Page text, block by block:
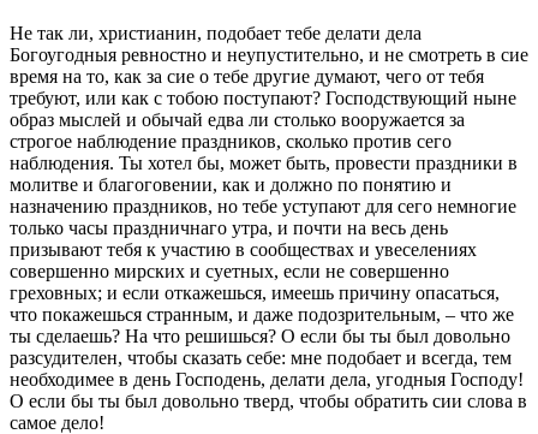
Не так ли, христианин, подобает тебе делати дела
Богоугодныя ревностно и неупустительно, и не смотреть в сие
время на то, как за сие о тебе другие думают, чего от тебя
требуют, или как с тобою поступают? Господствующий ныне
образ мыслей и обычай едва ли столько вооружается за
строгое наблюдение праздников, сколько против сего
наблюдения. Ты хотел бы, может быть, провести праздники в
молитве и благоговении, как и должно по понятию и
назначению праздников, но тебе уступают для сего немногие
только часы праздничнаго утра, и почти на весь день
призывают тебя к участию в сообществах и увеселениях
совершенно мирских и суетных, если не совершенно
греховных; и если откажешься, имеешь причину опасаться,
что покажешься странным, и даже подозрительным, – что же
ты сделаешь? На что решишься? О если бы ты был довольно
разсудителен, чтобы сказать себе: мне подобает и всегда, тем
необходимее в день Господень, делати дела, угодныя Господу!
О если бы ты был довольно тверд, чтобы обратить сии слова в
самое дело!